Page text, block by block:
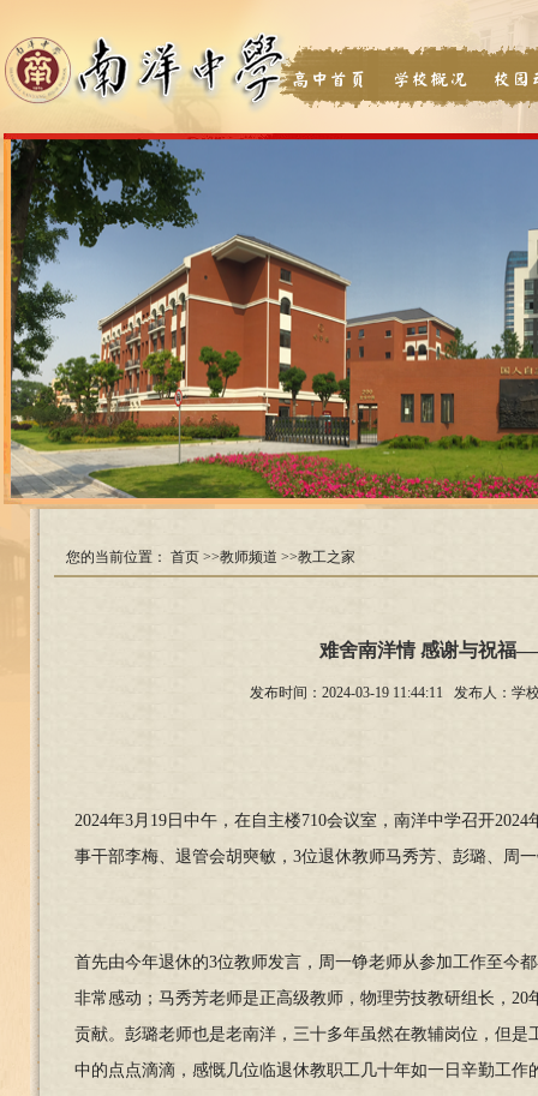
高中首页 学校概况 校园
您的当前位置： 首页 >>教师频道 >>教工之家
难舍南洋情 感谢与祝福
发布时间：2024-03-19 11:44:11 发布人：
2024年3月19日中午，在自主楼710会议室，南洋中学召开
事干部李梅、退管会胡奭敏，3位退休教师马秀芳、彭璐、周
首先由今年退休的3位教师发言，周一铮老师从参加工作至今
非常感动；马秀芳老师是正高级教师，物理劳技教研组长，
贡献。彭璐老师也是老南洋，三十多年虽然在教辅岗位，但
中的点点滴滴，感慨几位临退休教职工几十年如一日辛勤工